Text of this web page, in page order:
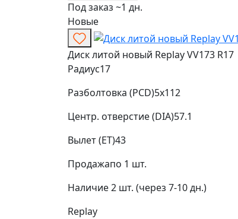
Под заказ ~1 дн.
Новые
Диск литой новый Replay VV173 R17
Радиус17
Разболтовка (PCD)5x112
Центр. отверстие (DIA)57.1
Вылет (ET)43
Продажапо 1 шт.
Наличие2 шт. (через 7-10 дн.)
Replay